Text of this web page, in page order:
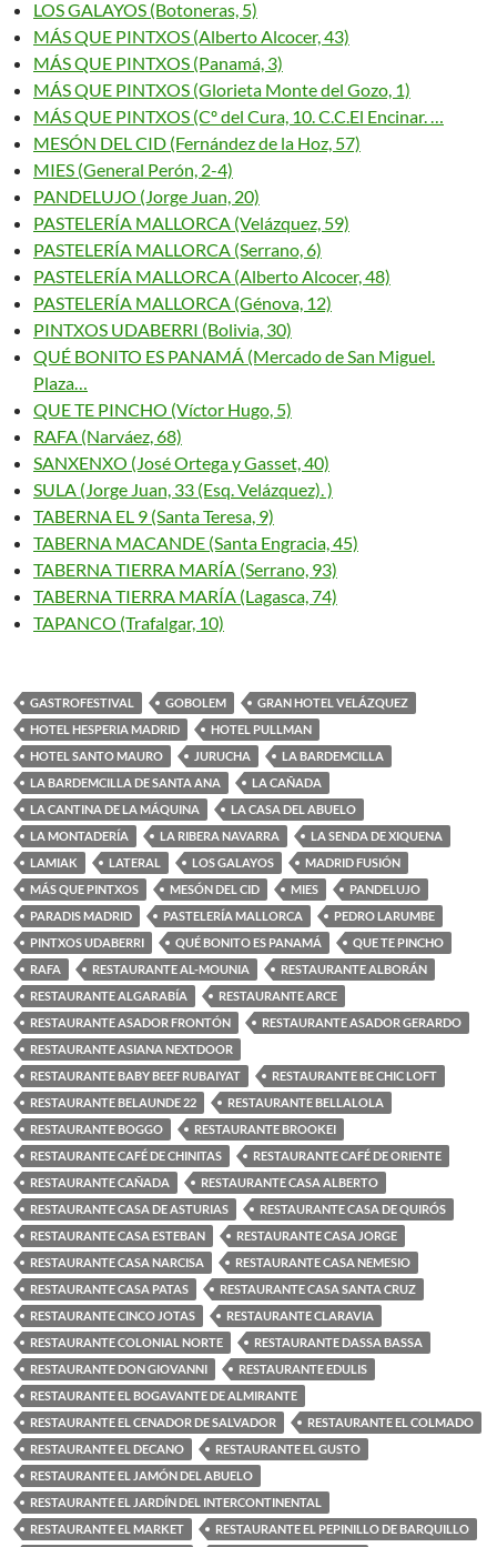
LOS GALAYOS (Botoneras, 5)
MÁS QUE PINTXOS (Alberto Alcocer, 43)
MÁS QUE PINTXOS (Panamá, 3)
MÁS QUE PINTXOS (Glorieta Monte del Gozo, 1)
MÁS QUE PINTXOS (Cº del Cura, 10. C.C.El Encinar. …
MESÓN DEL CID (Fernández de la Hoz, 57)
MIES (General Perón, 2-4)
PANDELUJO (Jorge Juan, 20)
PASTELERÍA MALLORCA (Velázquez, 59)
PASTELERÍA MALLORCA (Serrano, 6)
PASTELERÍA MALLORCA (Alberto Alcocer, 48)
PASTELERÍA MALLORCA (Génova, 12)
PINTXOS UDABERRI (Bolivia, 30)
QUÉ BONITO ES PANAMÁ (Mercado de San Miguel.
Plaza…
QUE TE PINCHO (Víctor Hugo, 5)
RAFA (Narváez, 68)
SANXENXO (José Ortega y Gasset, 40)
SULA (Jorge Juan, 33 (Esq. Velázquez). )
TABERNA EL 9 (Santa Teresa, 9)
TABERNA MACANDE (Santa Engracia, 45)
TABERNA TIERRA MARÍA (Serrano, 93)
TABERNA TIERRA MARÍA (Lagasca, 74)
TAPANCO (Trafalgar, 10)
GASTROFESTIVAL GOBOLEM
GRAN HOTEL VELÁZQUEZ
HOTEL HESPERIA MADRID
HOTEL PULLMAN
HOTEL SANTO MAURO
JURUCHA
LA BARDEMCILLA
LA BARDEMCILLA DE SANTA ANA
LA CAÑADA
LA CANTINA DE LA MÁQUINA
LA CASA DEL ABUELO
LA MONTADERÍA
LA RIBERA NAVARRA
LA SENDA DE XIQUENA
LAMIAK
LATERAL LOS GALAYOS
MADRID FUSIÓN
MÁS QUE PINTXOS
MESÓN DEL CID MIES
PANDELUJO
PARADIS MADRID
PASTELERÍA MALLORCA
PEDRO LARUMBE
PINTXOS UDABERRI
QUÉ BONITO ES PANAMÁ
QUE TE PINCHO
RAFA
RESTAURANTE AL-MOUNIA
RESTAURANTE ALBORÁN
RESTAURANTE ALGARABÍA
RESTAURANTE ARCE
RESTAURANTE ASADOR FRONTÓN
RESTAURANTE ASADOR GERARDO
RESTAURANTE ASIANA NEXTDOOR
RESTAURANTE BABY BEEF RUBAIYAT
RESTAURANTE BE CHIC LOFT
RESTAURANTE BELAUNDE 22
RESTAURANTE BELLALOLA
RESTAURANTE BOGGO
RESTAURANTE BROOKEI
RESTAURANTE CAFÉ DE CHINITAS
RESTAURANTE CAFÉ DE ORIENTE
RESTAURANTE CAÑADA
RESTAURANTE CASA ALBERTO
RESTAURANTE CASA DE ASTURIAS
RESTAURANTE CASA DE QUIRÓS
RESTAURANTE CASA ESTEBAN
RESTAURANTE CASA JORGE
RESTAURANTE CASA NARCISA
RESTAURANTE CASA NEMESIO
RESTAURANTE CASA PATAS
RESTAURANTE CASA SANTA CRUZ
RESTAURANTE CINCO JOTAS
RESTAURANTE CLARAVIA
RESTAURANTE COLONIAL NORTE
RESTAURANTE DASSA BASSA
RESTAURANTE DON GIOVANNI
RESTAURANTE EDULIS
RESTAURANTE EL BOGAVANTE DE ALMIRANTE
RESTAURANTE EL CENADOR DE SALVADOR
RESTAURANTE EL COLMADO
RESTAURANTE EL DECANO
RESTAURANTE EL GUSTO
RESTAURANTE EL JAMÓN DEL ABUELO
RESTAURANTE EL JARDÍN DEL INTERCONTINENTAL
RESTAURANTE EL MARKET
RESTAURANTE EL PEPINILLO DE BARQUILLO